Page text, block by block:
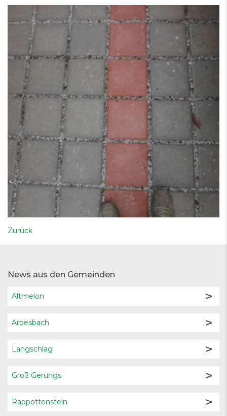
Zurück
News aus den Gemeinden
Altmelon
Arbesbach
Langschlag
Groß Gerungs
Rappottenstein